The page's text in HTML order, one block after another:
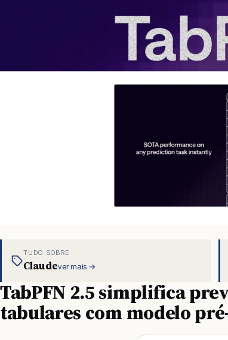
TUDO SOBRE
Claudever mais →
TabPFN 2.5 simplifica
tabulares com modelo